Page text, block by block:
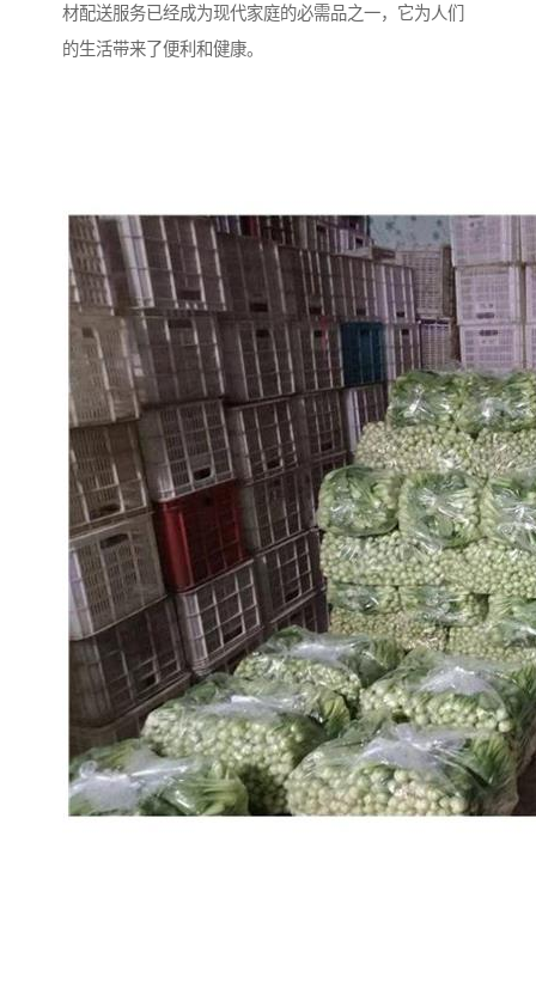
材配送服务已经成为现代家庭的必需品之一，它为人们
的生活带来了便利和健康。